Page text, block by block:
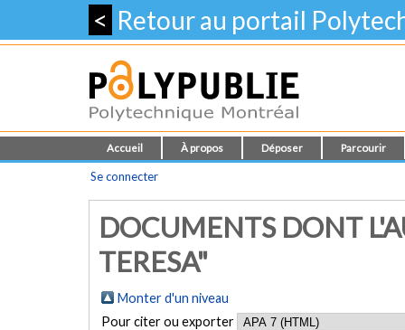
< Retour au portail
Accueil À propos Déposer Parcourir
Se connecter
DOCUMENTS DONT
TERESA"
Monter d'un niveau
Pour citer ou exporter